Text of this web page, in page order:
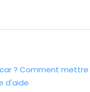
? Comment mettre
d'aide